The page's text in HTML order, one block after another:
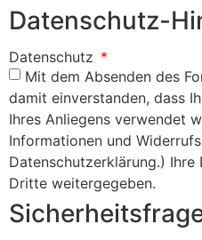
Datenschutz-
Datenschutz
Mit dem Absenden des
damit einverstanden, dass
Ihres Anliegens verwendet
Informationen und
Datenschutzerklärung.)
Dritte weitergegeben.